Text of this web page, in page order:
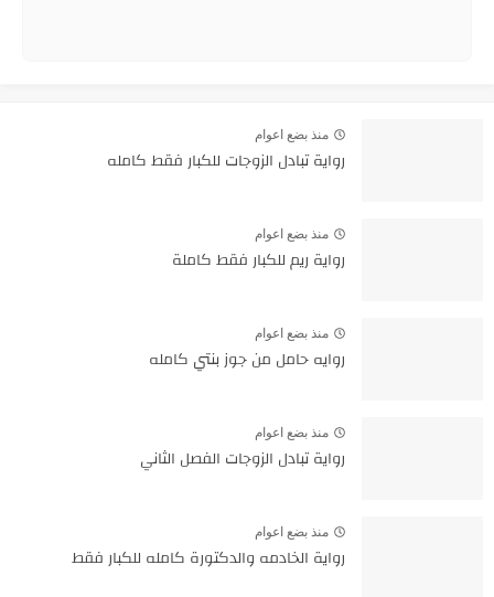
منذ بضع اعوام
رواية تبادل الزوجات للكبار فقط كامله
منذ بضع اعوام
رواية ريم للكبار فقط كاملة
منذ بضع اعوام
روايه حامل من جوز بنتي كامله
منذ بضع اعوام
رواية تبادل الزوجات الفصل الثاني
منذ بضع اعوام
رواية الخادمه والدكتورة كامله للكبار فقط